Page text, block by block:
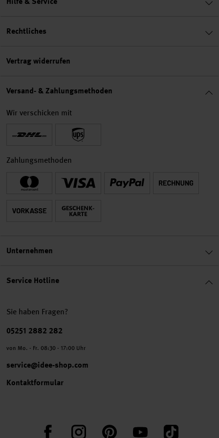
Service Hotline
Sie haben Fragen?
Telefonnummer
05251 2882 282
von Mo. - Fr. 08:30 - 17:00 Uhr
service@idee-shop.com
Kontaktformular
FacebookInstagram PinterestYouTube TikTok
Rechtliches
Vertrag widerrufen
Versand- & Zahlungsmethoden
Wir verschicken mit
Zahlungsmethoden
Unternehmen